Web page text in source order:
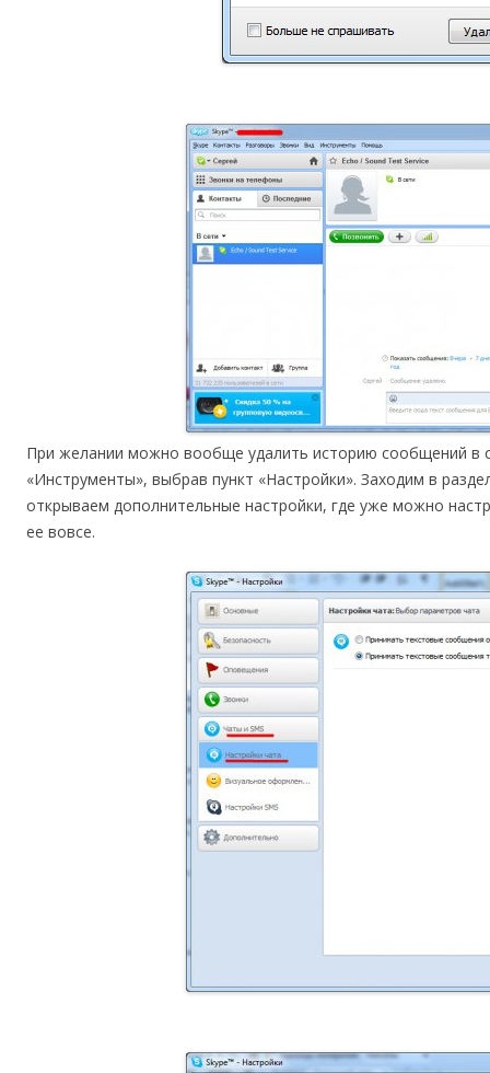
При желании можно вообще удалить историю сообщений в
«Инструменты», выбрав пункт «Настройки». Заходим в
открываем дополнительные настройки, где уже можно
ее вовсе.